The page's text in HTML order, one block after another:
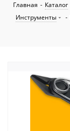
Главная - Каталог
Инструменты
-